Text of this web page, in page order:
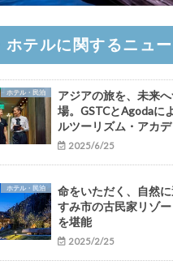
ホテルに関するニュ
ホテル・民泊
アジアの旅を、未来
場。GSTCとAgodaに
ルツーリズム・アカ
2025/6/25
ホテル・民泊
命をいただく、自然
すみ市の古民家リゾ
を堪能
2025/2/25